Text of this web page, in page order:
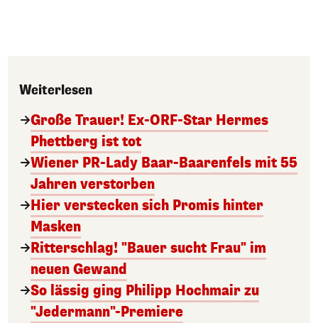
Weiterlesen
Große Trauer! Ex-ORF-Star Hermes
Phettberg ist tot
Wiener PR-Lady Baar-Baarenfels mit 55
Jahren verstorben
Hier verstecken sich Promis hinter
Masken
Ritterschlag! "Bauer sucht Frau" im
neuen Gewand
So lässig ging Philipp Hochmair zu
"Jedermann"-Premiere